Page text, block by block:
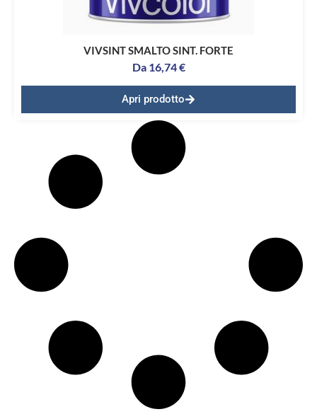
VIVSINT SMALTO SINT. FORTE
Da 16,74€
Apri prodotto